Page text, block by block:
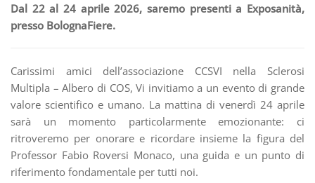
Dal 22 al 24 aprile 2026, saremo presenti a Exposanità,
presso BolognaFiere.
Carissimi amici dell’associazione CCSVI nella Sclerosi
Multipla – Albero di COS, Vi invitiamo a un evento di grande
valore scientifico e umano. La mattina di venerdì 24 aprile
sarà un momento particolarmente emozionante: ci
ritroveremo per onorare e ricordare insieme la figura del
Professor Fabio Roversi Monaco, una guida e un punto di
riferimento fondamentale per tutti noi.